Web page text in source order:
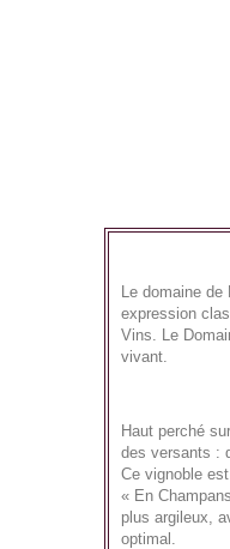
Le domaine
expression
Vins. Le
vivant.
Haut perché
des versants :
Ce vignoble
« En
plus argileux,
optimal.